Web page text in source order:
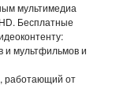
мультимедиа
Бесплатные
и мультфильмов и
работающий от